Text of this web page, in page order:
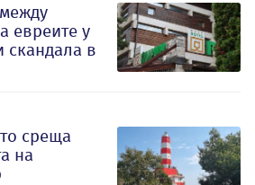
евреите у
скандала в
среща
на